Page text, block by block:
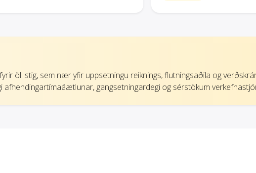
öll stig, sem nær yfir uppsetningu reiknings, flutningsaðila og
afhendingartímaáætlunar, gangsetningardegi og sérstökum